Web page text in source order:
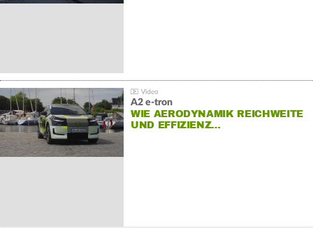
A2 e-tron
WIE AERODYNAMIK REICHWEITE
UND EFFIZIENZ…